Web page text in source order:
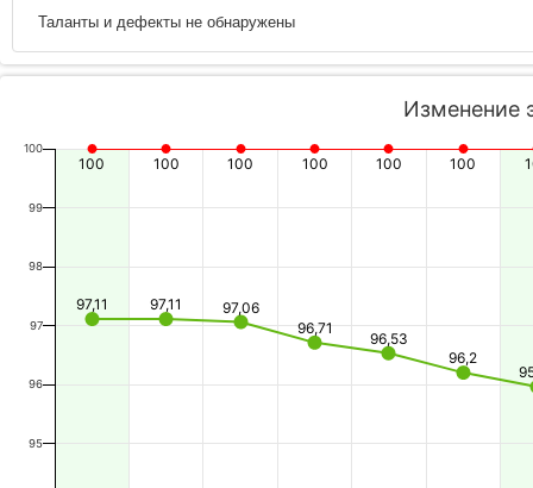
Таланты и дефекты не обнаружены
Изменение
97,11 97,11
97,06
96,71
96,53
96,2
100 100 100 100 100 100
95
96
97
98
99
100